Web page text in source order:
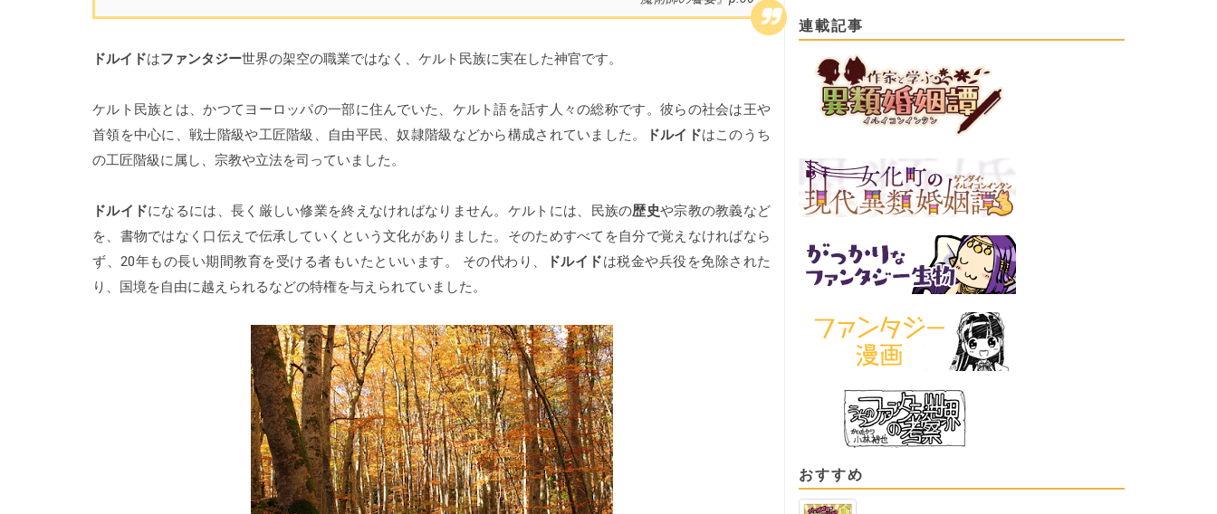
ドルイドはファンタジー世界の架空の職業ではなく、ケルト民族に実在した神官です。
ケルト民族とは、かつてヨーロッパの一部に住んでいた、ケルト語を話す人々の総称です。彼らの社会は王や
首領を中心に、戦士階級や工匠階級、自由平民、奴隷階級などから構成されていました。
ドルイドはこのうち
の工匠階級に属し、宗教や立法を司っていました。
ドルイドになるには、長く厳しい修業を終えなければなりません。ケルトには、民族の歴史や宗教の教義など
を、書物ではなく口伝えで伝承していくという文化がありました。そのためすべてを自分で覚えなければなら
ず、20年もの長い期間教育を受ける者もいたといいます。 その代わり、
ドルイドは税金や兵役を免除された
り、国境を自由に越えられるなどの特権を与えられていました。
連載記事
おすすめ